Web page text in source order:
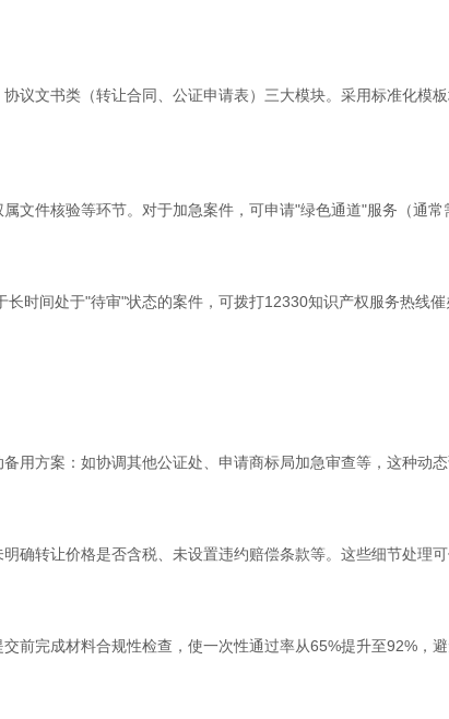
议文书类（转让合同、公证申请表）三大模块。采用标准化模
件核验等环节。对于加急案件，可申请"绿色通道"服务（通常
时间处于"待审"状态的案件，可拨打12330知识产权服务热线
方案：如协调其他公证处、申请商标局加急审查等，这种动态
转让价格是否含税、未设置违约赔偿条款等。这些细节处理可
完成材料合规性检查，使一次性通过率从65%提升至92%，避